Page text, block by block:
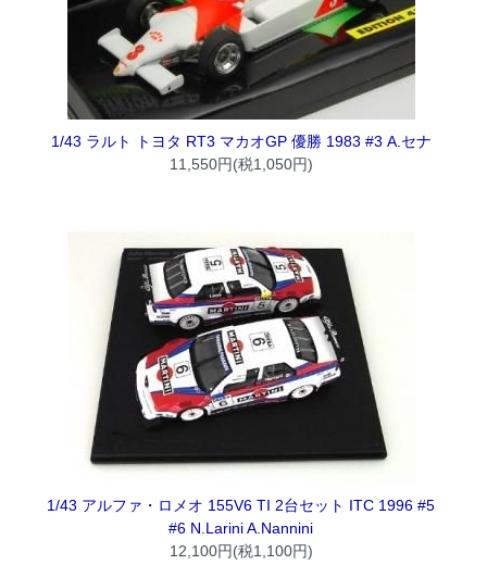
1/43 ラルト トヨタ RT3 マカオGP 優勝 1983 #3 A.セナ
11,550円(税1,050円)
1/43 アルファ・ロメオ 155V6 TI 2台セット ITC 1996 #5
#6 N.Larini A.Nannini
12,100円(税1,100円)